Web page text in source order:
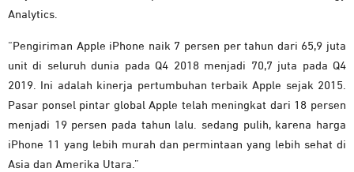
Analytics.
“Pengiriman Apple ‌iPhone‌ naik 7 persen per tahun dari 65,9 juta
unit di seluruh dunia pada Q4 2018 menjadi 70,7 juta pada Q4
2019. Ini adalah kinerja pertumbuhan terbaik Apple sejak 2015.
Pasar ponsel pintar global Apple telah meningkat dari 18 persen
menjadi 19 persen pada tahun lalu. sedang pulih, karena harga
iPhone 11 yang lebih murah dan permintaan yang lebih sehat di
Asia dan Amerika Utara.”